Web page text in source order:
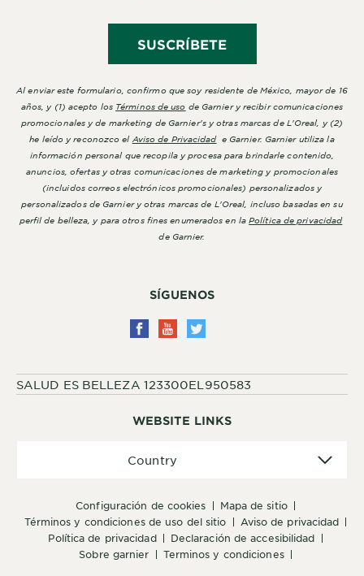
WEBSITE LINKS
configuración de cookies
mapa de sitio
términos y condiciones de uso del sitio
aviso de privacidad
política de privacidad
declaración de accesibilidad
sobre garnier
terminos y condiciones
Country
SÍGUENOS
SALUD ES BELLEZA 123300EL950583
SUSCRÍBETE
Al enviar este formulario, confirmo que soy residente de México, mayor de 16
años, y (1) acepto los Términos de uso de Garnier y recibir comunicaciones
promocionales y de marketing de Garnier's y otras marcas de L'Oreal, y (2)
he leído y reconozco el Aviso de Privacidade Garnier. Garnier utiliza la
información personal que recopila y procesa para brindarle contenido,
anuncios, ofertas y otras comunicaciones de marketing y promocionales
(incluidos correos electrónicos promocionales) personalizados y
personalizados de Garnier y otras marcas de L'Oreal, incluso basadas en su
perfil de belleza, y para otros fines enumerados en laPolítica de privacidad
de Garnier.